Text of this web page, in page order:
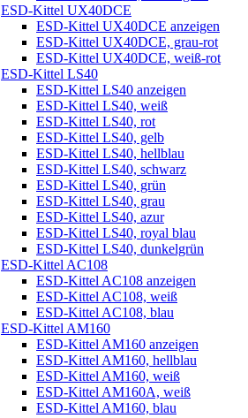
ESD-Kittel UX40DCE
ESD-Kittel UX40DCE anzeigen
ESD-Kittel UX40DCE, grau-rot
ESD-Kittel UX40DCE, weiß-rot
ESD-Kittel LS40
ESD-Kittel LS40 anzeigen
ESD-Kittel LS40, weiß
ESD-Kittel LS40, rot
ESD-Kittel LS40, gelb
ESD-Kittel LS40, hellblau
ESD-Kittel LS40, schwarz
ESD-Kittel LS40, grün
ESD-Kittel LS40, grau
ESD-Kittel LS40, azur
ESD-Kittel LS40, royal blau
ESD-Kittel LS40, dunkelgrün
ESD-Kittel AC108
ESD-Kittel AC108 anzeigen
ESD-Kittel AC108, weiß
ESD-Kittel AC108, blau
ESD-Kittel AM160
ESD-Kittel AM160 anzeigen
ESD-Kittel AM160, hellblau
ESD-Kittel AM160, weiß
ESD-Kittel AM160A, weiß
ESD-Kittel AM160, blau